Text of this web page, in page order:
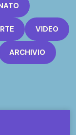
VIDEO
ARCHIVIO